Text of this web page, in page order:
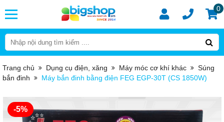
0
Trang chủ Dụng cụ điện, xăng Máy móc cơ khí khác
Súng
bắn đinh
Máy bắn đinh bằng điện FEG EGP-30T (CS 1850W)
-5%